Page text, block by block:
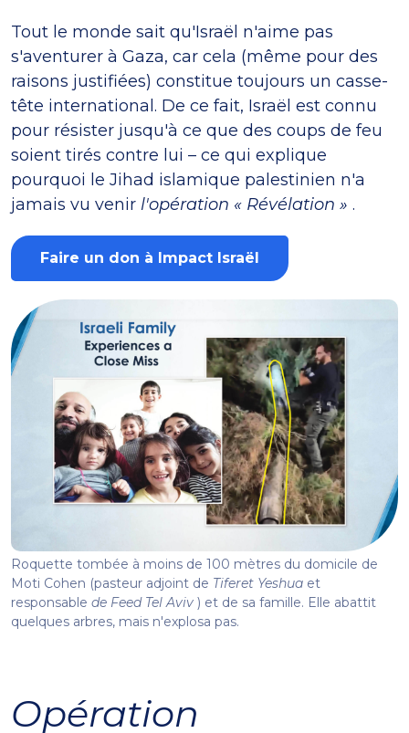
Tout le monde sait qu'Israël n'aime pas
s'aventurer à Gaza, car cela (même pour des
raisons justifiées) constitue toujours un casse-
tête international. De ce fait, Israël est connu
pour résister jusqu'à ce que des coups de feu
soient tirés contre lui – ce qui explique
pourquoi le Jihad islamique palestinien n'a
jamais vu venir l'opération « Révélation » .
Faire un don à Impact Israël
Roquette tombée à moins de 100 mètres du domicile de
Moti Cohen (pasteur adjoint de Tiferet Yeshua et
responsable de Feed Tel Aviv ) et de sa famille. Elle abattit
quelques arbres, mais n'explosa pas.
Opération